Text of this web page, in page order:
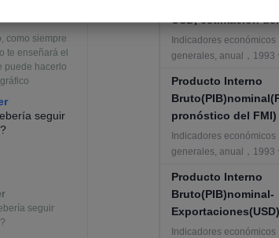
USD, estimación
Indicadores económicos
generales, anual，1993
Producto Interno
pronóstico del FMI)
Indicadores económicos
generales, anual，1993
Producto Interno
Bruto(PIB)nominal-
Exportaciones(USD)
Indicadores económicos